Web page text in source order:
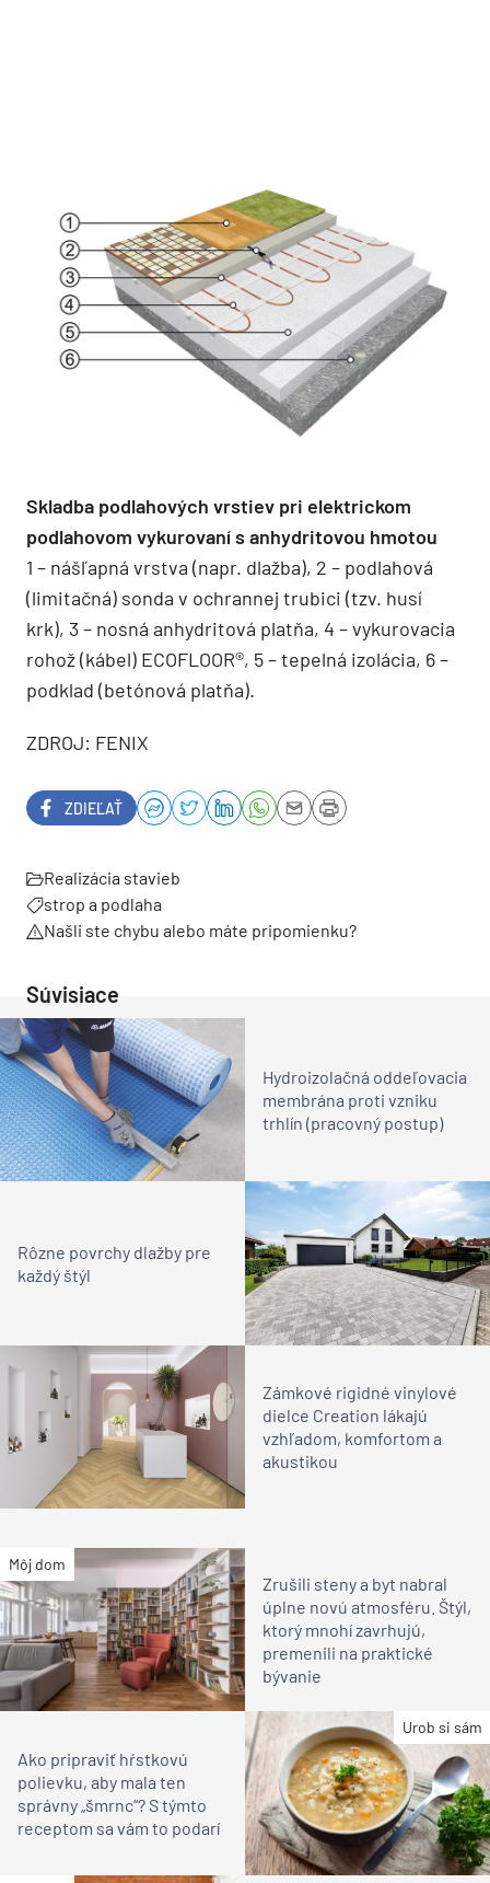
Skladba podlahových vrstiev pri elektrickom
podlahovom vykurovaní s anhydritovou hmotou
1 – nášľapná vrstva (napr. dlažba), 2 – podlahová
(limitačná) sonda v ochrannej trubici (tzv. husí
krk), 3 – nosná anhydritová platňa, 4 – vykurovacia
rohož (kábel) ECOFLOOR®, 5 – tepelná izolácia, 6 –
podklad (betónová platňa).
ZDROJ: FENIX
ZDIEĽAŤ
Realizácia stavieb
strop a podlaha
Našli ste chybu alebo máte pripomienku?
Súvisiace
Hydroizolačná oddeľovacia
membrána proti vzniku
trhlín (pracovný postup)
Rôzne povrchy dlažby pre
každý štýl
Zámkové rigidné vinylové
dielce Creation lákajú
vzhľadom, komfortom a
akustikou
Môj dom
Zrušili steny a byt nabral
úplne novú atmosféru. Štýl,
ktorý mnohí zavrhujú,
premenili na praktické
bývanie
Urob si sám
Ako pripraviť hŕstkovú
polievku, aby mala ten
správny „šmrnc“? S týmto
receptom sa vám to podarí